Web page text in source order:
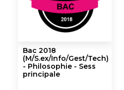
Bac 2018
(M/S.ex/Info/Gest/Tech)
- Philosophie - Sess
principale